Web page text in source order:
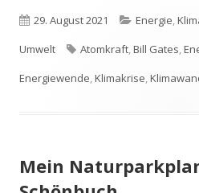
Veröffentlicht
am
29. August 2021 Kategorien
Energie,
Umwelt
Schlagwörter
Atomkraft,Bill Gates,
Energiewende,Klimakrise,
Mein